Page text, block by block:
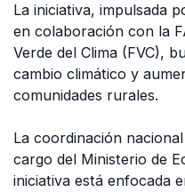
La iniciativa, impulsada
en colaboración con la
Verde del Clima (FVC),
cambio climático y
comunidades rurales.
La coordinación
cargo del Ministerio de
iniciativa está enfocada